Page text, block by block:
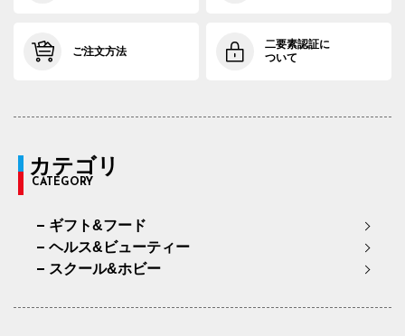
ご注文方法
二要素認証に
ついて
カテゴリ
CATEGORY
ギフト&フード
ヘルス&ビューティー
スクール&ホビー